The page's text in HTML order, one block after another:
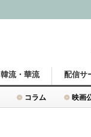
コラム 映画
韓流・華流 配信サ